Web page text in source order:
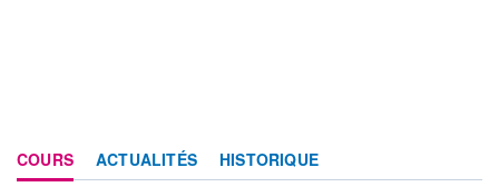
COURS ACTUALITÉS HISTORIQUE